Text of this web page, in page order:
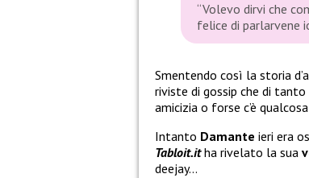
“Volevo dirvi che
felice di parlarvene
Smentendo così la storia
riviste di gossip che di
amicizia o forse c’è
Intanto Damante ieri era
Tabloit.itha rivelato la sua
deejay…